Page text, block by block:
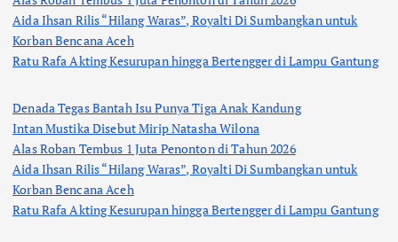
g
i
n
a
s
Aida Ihsan Rilis “Hilang Waras”, Royalti Di Sumbangkan untuk
Korban Bencana Aceh
Ratu Rafa Akting Kesurupan hingga Bertengger di Lampu Gantung
Denada Tegas Bantah Isu Punya Tiga Anak Kandung
Intan Mustika Disebut Mirip Natasha Wilona
Alas Roban Tembus 1 Juta Penonton di Tahun 2026
Aida Ihsan Rilis “Hilang Waras”, Royalti Di Sumbangkan untuk
Korban Bencana Aceh
Ratu Rafa Akting Kesurupan hingga Bertengger di Lampu Gantung